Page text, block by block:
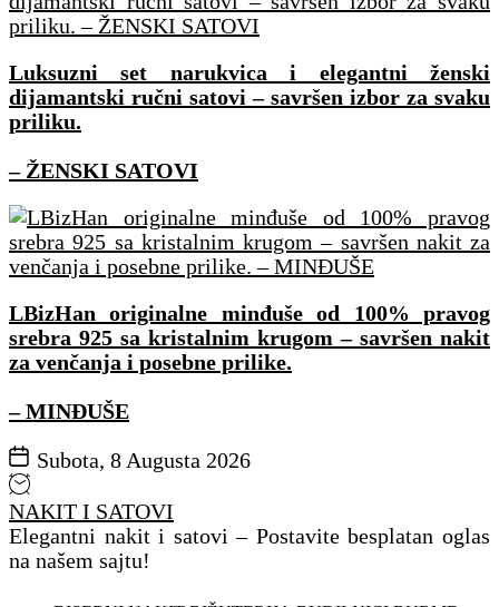
Luksuzni set narukvica i elegantni ženski
dijamantski ručni satovi – savršen izbor za svaku
priliku.
– ŽENSKI SATOVI
LBizHan originalne minđuše od 100% pravog
srebra 925 sa kristalnim krugom – savršen nakit
za venčanja i posebne prilike.
– MINĐUŠE
Subota, 8 Augusta 2026
NAKIT I SATOVI
Elegantni nakit i satovi – Postavite besplatan oglas
na našem sajtu!